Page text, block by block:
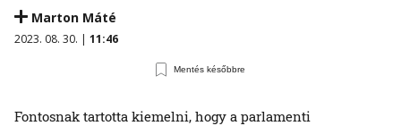
Marton Máté
2023. 08. 30. | 11:46
Mentés későbbre
Fontosnak tartotta kiemelni, hogy a parlamenti